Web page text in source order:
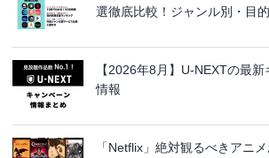
選徹底比較！ジャンル別・目
【2026年8月】U-NEXTの最新
情報
「Netflix」絶対観るべきアニ